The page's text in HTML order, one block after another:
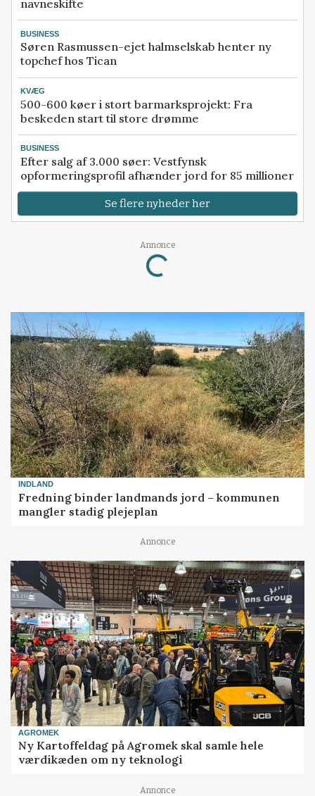
navneskifte
BUSINESS
Søren Rasmussen-ejet halmselskab henter ny
topchef hos Tican
KVÆG
500-600 køer i stort barmarksprojekt: Fra
beskeden start til store drømme
BUSINESS
Efter salg af 3.000 søer: Vestfynsk
opformeringsprofil afhænder jord for 85 millioner
Se flere nyheder her
Annonce
Loading...
INDLAND
Fredning binder landmands jord – kommunen
mangler stadig plejeplan
Annonce
AGROMEK
Ny Kartoffeldag på Agromek skal samle hele
værdikæden om ny teknologi
Annonce